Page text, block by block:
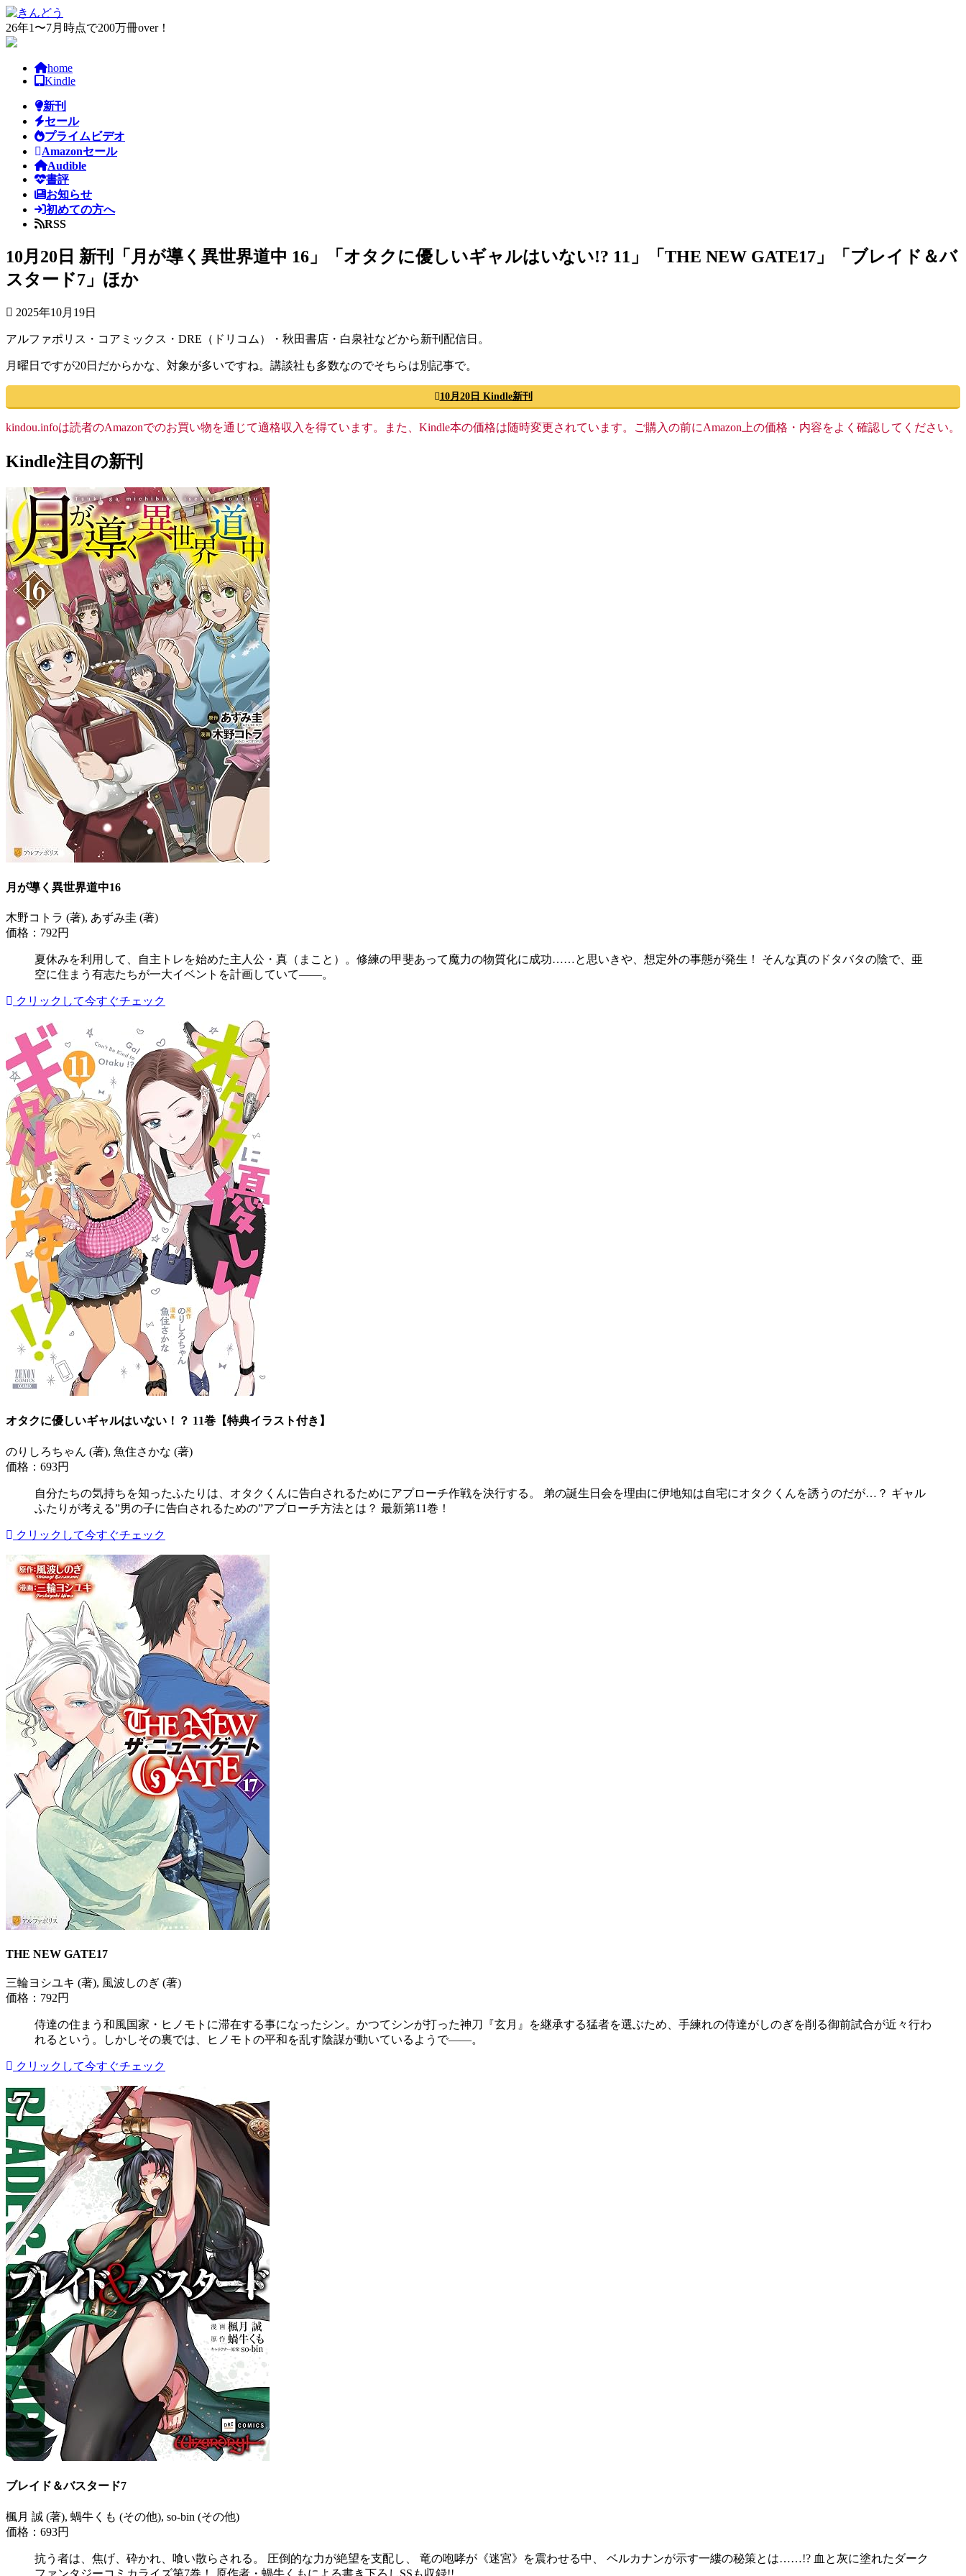
コ
ン
テ
ナ
ビ
ゲ
26年1〜7月時点で200万冊over！
home
Kindle
新刊
セール
プライムビデオ
Amazonセール
Audible
書評
お知らせ
初めての方へ
RSS
10月20日 新刊「月が導く異世界道中 16」「オタクに優しいギャルはいない!? 11」「THE NEW GATE17」「ブレイド＆バ
スタード7」ほか
2025年10月19日
アルファポリス・コアミックス・DRE（ドリコム）・秋田書店・白泉社などから新刊配信日。
月曜日ですが20日だからかな、対象が多いですね。講談社も多数なのでそちらは別記事で。
10月20日 Kindle新刊
kindou.infoは読者のAmazonでのお買い物を通じて適格収入を得ています。また、Kindle本の価格は随時変更されています。ご購入の前にAmazon上の価格・内容をよく確認してください。
Kindle注目の新刊
月が導く異世界道中16
木野コトラ (著), あずみ圭 (著)
価格：792円
夏休みを利用して、自主トレを始めた主人公・真（まこと）。修練の甲斐あって魔力の物質化に成功……と思いきや、想定外の事態が発生！ そんな真のドタバタの陰で、亜
空に住まう有志たちが一大イベントを計画していて――。
クリックして今すぐチェック
オタクに優しいギャルはいない！？ 11巻【特典イラスト付き】
のりしろちゃん (著), 魚住さかな (著)
価格：693円
自分たちの気持ちを知ったふたりは、オタクくんに告白されるためにアプローチ作戦を決行する。 弟の誕生日会を理由に伊地知は自宅にオタクくんを誘うのだが…？ ギャル
ふたりが考える”男の子に告白されるための”アプローチ方法とは？ 最新第11巻！
クリックして今すぐチェック
THE NEW GATE17
三輪ヨシユキ (著), 風波しのぎ (著)
価格：792円
侍達の住まう和風国家・ヒノモトに滞在する事になったシン。かつてシンが打った神刀『玄月』を継承する猛者を選ぶため、手練れの侍達がしのぎを削る御前試合が近々行わ
れるという。しかしその裏では、ヒノモトの平和を乱す陰謀が動いているようで――。
クリックして今すぐチェック
ブレイド＆バスタード7
楓月 誠 (著), 蝸牛くも (その他), so-bin (その他)
価格：693円
抗う者は、焦げ、砕かれ、喰い散らされる。 圧倒的な力が絶望を支配し、 竜の咆哮が《迷宮》を震わせる中、 ベルカナンが示す一縷の秘策とは……!? 血と灰に塗れたダーク
ファンタジーコミカライズ第7巻！ 原作者・蝸牛くもによる書き下ろしSSも収録!!